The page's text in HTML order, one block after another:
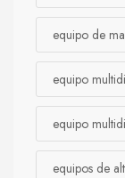
equipo de
equipo
equipo
equipos de